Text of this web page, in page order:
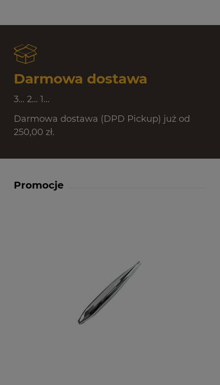
Darmowa dostawa
3... 2... 1...
Darmowa dostawa (DPD Pickup) już od
250,00 zł.
Promocje